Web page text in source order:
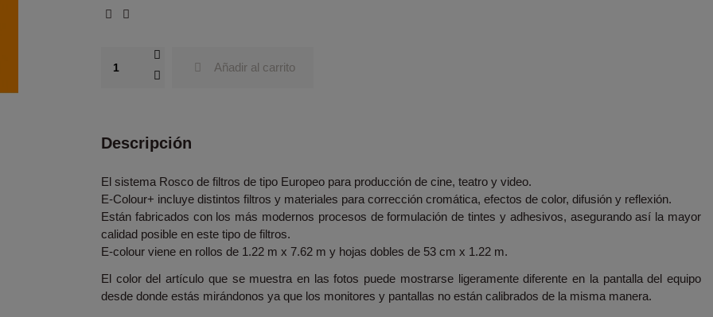
Añadir al carrito
Descripción
El sistema Rosco de filtros de tipo Europeo para producción de cine, teatro y video.
E-Colour+ incluye distintos filtros y materiales para corrección cromática, efectos de color, difusión y reflexión.
Están fabricados con los más modernos procesos de formulación de tintes y adhesivos, asegurando así la mayor
calidad posible en este tipo de filtros.
E-colour viene en rollos de 1.22 m x 7.62 m y hojas dobles de 53 cm x 1.22 m.
El color del artículo que se muestra en las fotos puede mostrarse ligeramente diferente en la pantalla del equipo
desde donde estás mirándonos ya que los monitores y pantallas no están calibrados de la misma manera.